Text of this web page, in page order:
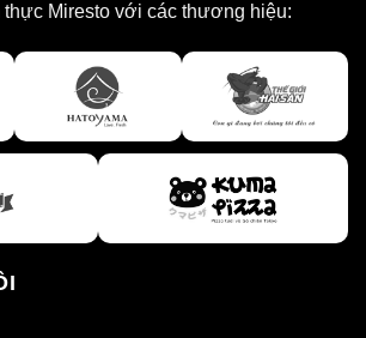
Miresto với các thương hiệu: